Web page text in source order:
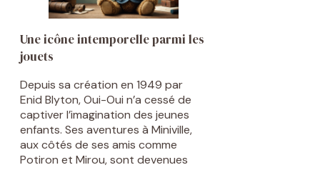
Une icône intemporelle parmi les
jouets
Depuis sa création en 1949 par
Enid Blyton, Oui-Oui n’a cessé de
captiver l’imagination des jeunes
enfants. Ses aventures à Miniville,
aux côtés de ses amis comme
Potiron et Mirou, sont devenues